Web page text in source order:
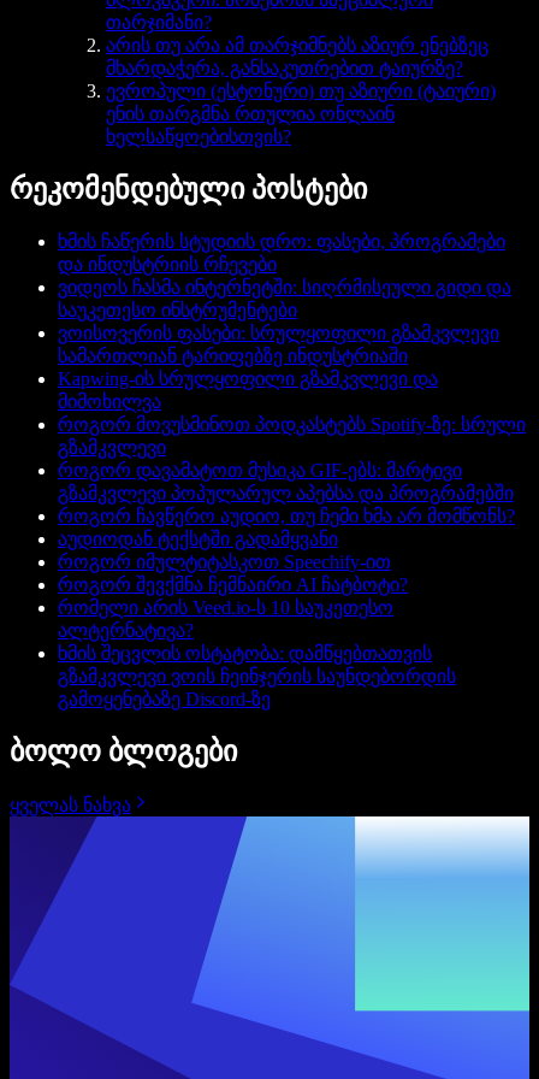
თარჯიმანი?
არის თუ არა ამ თარჯიმნებს აზიურ ენებზეც
მხარდაჭერა, განსაკუთრებით ტაიურზე?
ევროპული (ესტონური) თუ აზიური (ტაიური)
ენის თარგმნა რთულია ონლაინ
ხელსაწყოებისთვის?
რეკომენდებული პოსტები
ხმის ჩაწერის სტუდიის დრო: ფასები, პროგრამები
და ინდუსტრიის რჩევები
ვიდეოს ჩასმა ინტერნეტში: სიღრმისეული გიდი და
საუკეთესო ინსტრუმენტები
ვოისოვერის ფასები: სრულყოფილი გზამკვლევი
სამართლიან ტარიფებზე ინდუსტრიაში
Kapwing-ის სრულყოფილი გზამკვლევი და
მიმოხილვა
როგორ მოვუსმინოთ პოდკასტებს Spotify-ზე: სრული
გზამკვლევი
როგორ დავამატოთ მუსიკა GIF-ებს: მარტივი
გზამკვლევი პოპულარულ აპებსა და პროგრამებში
როგორ ჩავწერო აუდიო, თუ ჩემი ხმა არ მომწონს?
აუდიოდან ტექსტში გადამყვანი
როგორ იმულტიტასკოთ Speechify-ით
როგორ შევქმნა ჩემნაირი AI ჩატბოტი?
რომელი არის Veed.io-ს 10 საუკეთესო
ალტერნატივა?
ხმის შეცვლის ოსტატობა: დამწყებთათვის
გზამკვლევი ვოის ჩეინჯერის საუნდებორდის
გამოყენებაზე Discord-ზე
ბოლო ბლოგები
ყველას ნახვა